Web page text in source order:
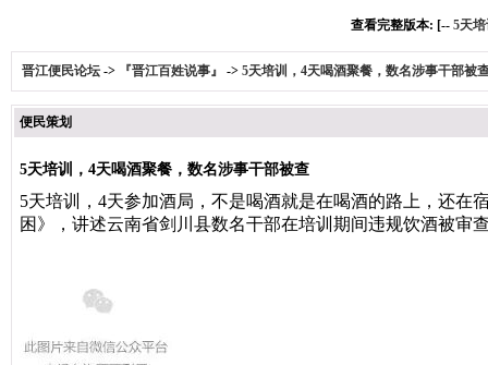
查看完整版本: [-- 5天
晋江便民论坛 -> 『晋江百姓说事』 -> 5天培训，4天喝酒聚餐，数名涉事干部被
便民策划
5天培训，4天喝酒聚餐，数名涉事干部被查
5天培训，4天参加酒局，不是喝酒就是在喝酒的路上，还在
困》，讲述云南省剑川县数名干部在培训期间违规饮酒被审